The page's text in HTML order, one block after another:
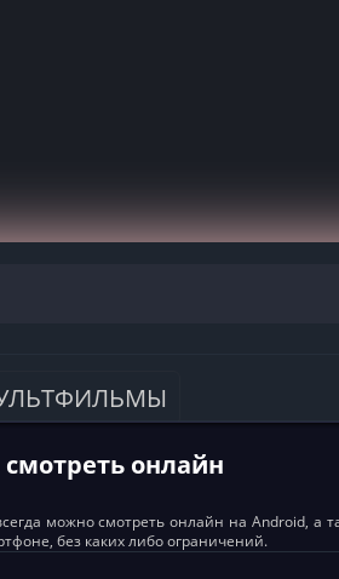
онлайн
можно смотреть онлайн на Android, а
без каких либо ограничений.